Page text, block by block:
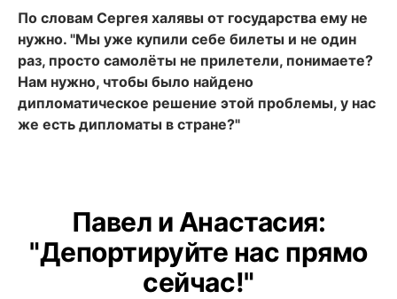
По словам Сергея халявы от государства ему не
нужно. "Мы уже купили себе билеты и не один
раз, просто самолёты не прилетели, понимаете?
Нам нужно, чтобы было найдено
дипломатическое решение этой проблемы, у нас
же есть дипломаты в стране?"
Павел и Анастасия:
"Депортируйте нас прямо
сейчас!"